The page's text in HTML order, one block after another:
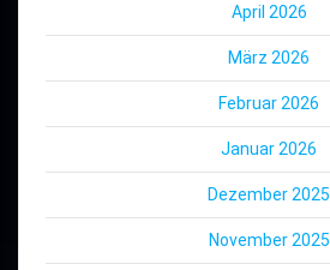
April 2026
März 2026
Februar 2026
Januar 2026
Dezember 2025
November 2025